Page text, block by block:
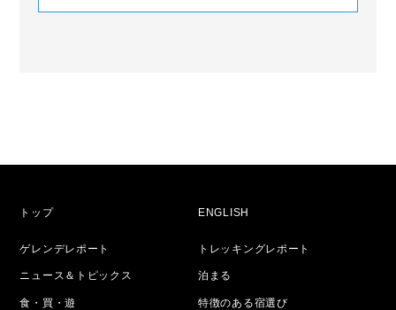
トップ ENGLISH
ゲレンデレポート トレッキングレポート
ニュース＆トピックス 泊まる
食・買・遊 特徴のある宿選び